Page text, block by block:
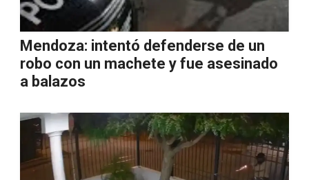
Mendoza: intentó defenderse de un
robo con un machete y fue asesinado
a balazos